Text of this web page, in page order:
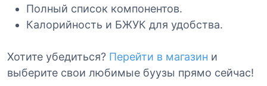
Полный список компонентов.
Калорийность и БЖУК для удобства.
Хотите убедиться? Перейти в магазин и
выберите свои любимые буузы прямо сейчас!